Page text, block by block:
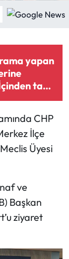
yapan
tam
çıktı
CHP
İlçe
Üyesi
ve
Başkan
ziyaret